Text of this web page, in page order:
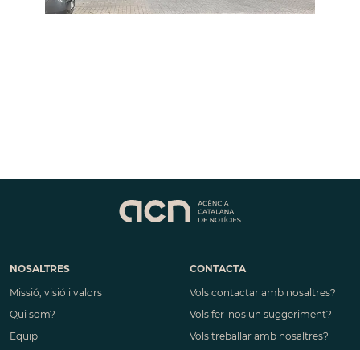
NOSALTRES
Missió, visió i valors
Qui som?
Equip
CONTACTA
Vols contactar amb nosaltres?
Vols fer-nos un suggeriment?
Vols treballar amb nosaltres?